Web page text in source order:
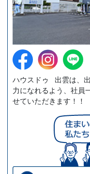
ハウスドゥ 出雲は、
力になれるよう、社員
せていただきます！！